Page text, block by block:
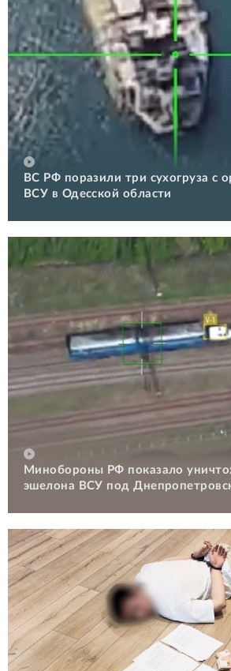
ВС РФ поразили три сухогруза с
ВСУ в Одесской области
Минобороны РФ показало
эшелона ВСУ под